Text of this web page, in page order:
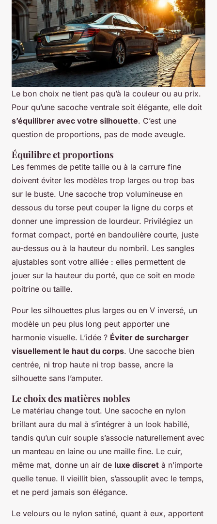
Le bon choix ne tient pas qu’à la couleur ou au prix.
Pour qu’une sacoche ventrale soit élégante, elle doit
s’équilibrer avec votre silhouette. C’est une
question de proportions, pas de mode aveugle.
Équilibre et proportions
Les femmes de petite taille ou à la carrure fine
doivent éviter les modèles trop larges ou trop bas
sur le buste. Une sacoche trop volumineuse en
dessous du torse peut couper la ligne du corps et
donner une impression de lourdeur. Privilégiez un
format compact, porté en bandoulière courte, juste
au-dessus ou à la hauteur du nombril. Les sangles
ajustables sont votre alliée : elles permettent de
jouer sur la hauteur du porté, que ce soit en mode
poitrine ou taille.
Pour les silhouettes plus larges ou en V inversé, un
modèle un peu plus long peut apporter une
harmonie visuelle. L’idée ? Éviter de surcharger
visuellement le haut du corps. Une sacoche bien
centrée, ni trop haute ni trop basse, ancre la
silhouette sans l’amputer.
Le choix des matières nobles
Le matériau change tout. Une sacoche en nylon
brillant aura du mal à s’intégrer à un look habillé,
tandis qu’un cuir souple s’associe naturellement avec
un manteau en laine ou une maille fine. Le cuir,
même mat, donne un air de luxe discret à n’importe
quelle tenue. Il vieillit bien, s’assouplit avec le temps,
et ne perd jamais son élégance.
Le velours ou le nylon satiné, quant à eux, apportent